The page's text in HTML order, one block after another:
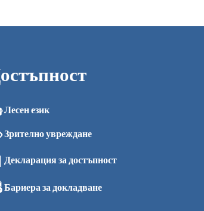
Лесен език
Зрително увреждане
Декларация за достъпност
Бариера за докладване